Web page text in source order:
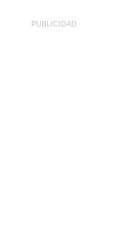
PUBLICIDAD